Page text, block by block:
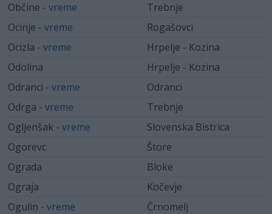
Občine - vreme
Trebnje
Ocinje - vreme
Rogašovci
Ocizla - vreme
Hrpelje - Kozina
Odolina
Hrpelje - Kozina
Odranci - vreme
Odranci
Odrga - vreme
Trebnje
Ogljenšak - vreme
Slovenska Bistrica
Ogorevc
Štore
Ograda
Bloke
Ograja
Kočevje
Ogulin - vreme
Črnomelj